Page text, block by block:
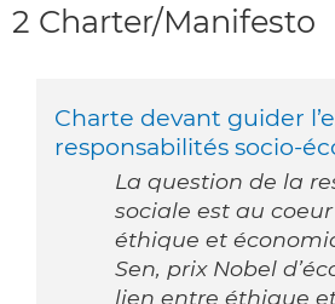
2 Charter/Manifesto
Charte devant guider
responsabilités socio-
La question de la
sociale est au
éthique et
Sen, prix Nobel
lien entre éthique